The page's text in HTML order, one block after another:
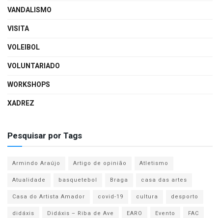
VANDALISMO
VISITA
VOLEIBOL
VOLUNTARIADO
WORKSHOPS
XADREZ
Pesquisar por Tags
Armindo Araújo Artigo de opinião
Atletismo
Atualidade
basquetebol Braga
casa das artes
Casa do Artista Amador
covid-19 cultura
desporto
didáxis
Didáxis – Riba de Ave EARO Evento
FAC